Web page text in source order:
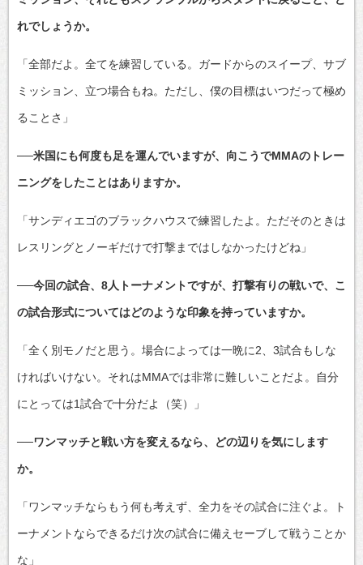
れでしょうか。
「全部だよ。全てを練習している。ガードからのスイープ、サブ
ミッション、立つ場合もね。ただし、僕の目標はいつだって極め
ることさ」
──米国にも何度も足を運んでいますが、向こうでMMAのトレー
ニングをしたことはありますか。
「サンディエゴのブラックハウスで練習したよ。ただそのときは
レスリングとノーギだけで打撃まではしなかったけどね」
──今回の試合、8人トーナメントですが、打撃有りの戦いで、こ
の試合形式についてはどのような印象を持っていますか。
「全く別モノだと思う。場合によっては一晩に2、3試合もしな
ければいけない。それはMMAでは非常に難しいことだよ。自分
にとっては1試合で十分だよ（笑）」
──ワンマッチと戦い方を変えるなら、どの辺りを気にします
か。
「ワンマッチならもう何も考えず、全力をその試合に注ぐよ。ト
ーナメントならできるだけ次の試合に備えセーブして戦うことか
な」